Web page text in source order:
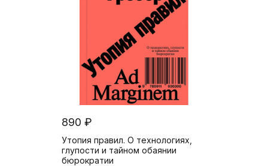
890 ₽
Утопия правил. О технологиях,
глупости и тайном обаянии
бюрократии